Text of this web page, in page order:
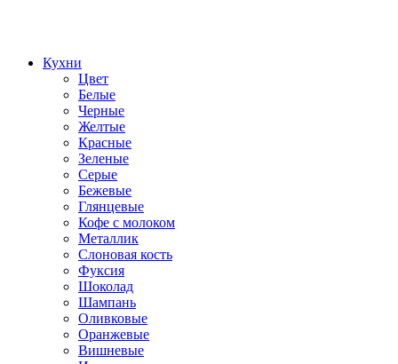
Кухни
Цвет
Белые
Черные
Желтые
Красные
Зеленые
Серые
Бежевые
Глянцевые
Кофе с молоком
Металлик
Слоновая кость
Фуксия
Шоколад
Шампань
Оливковые
Оранжевые
Вишневые